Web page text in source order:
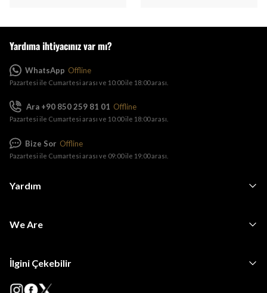
Yardım
We Are
İlgini Çekebilir
Yardıma ihtiyacınız var mı?
WhatsApp Offline
Pazartesi ile Cumartesi arası ve 10:00 ile 18:00 arası.
Ara +90 850 259 81 01 Offline
Pazartesi ile Cumartesi arası ve 10:00 ile 18:00 arası.
Bize Sor Offline
Pazartesi ile Cumartesi arası ve 09:00 ile 19:00 arası.